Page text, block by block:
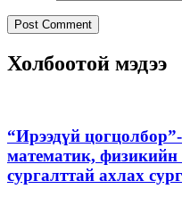
Холбоотой мэдээ
“Ирээдүй
математик, физикийн
сургалттай ахлах